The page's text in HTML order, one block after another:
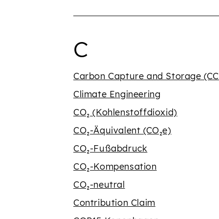
Begriffe mit
C
Carbon Capture and Storage
Climate Engineering
CO₂ (Kohlenstoffdioxid)
CO₂-Äquivalent (CO₂e)
CO₂-Fußabdruck
CO₂-Kompensation
CO₂-neutral
Contribution Claim